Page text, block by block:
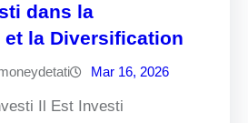
dans la
et la Diversification
Mar 16, 2026
Il Est Investi